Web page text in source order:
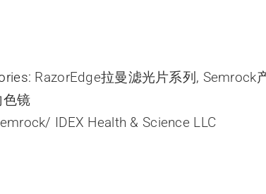
RazorEdge拉曼滤光片系列 , Semrock
色镜
IDEX Health & Science LLC